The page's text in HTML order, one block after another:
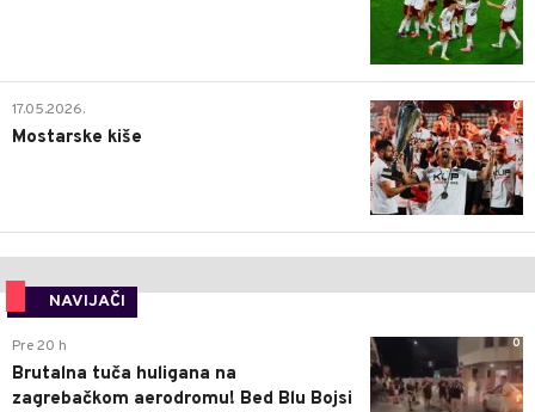
0
17.05.2026.
Mostarske kiše
NAVIJAČI
0
Pre 20 h
Brutalna tuča huligana na
zagrebačkom aerodromu! Bed Blu Bojsi